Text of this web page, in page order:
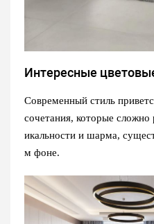
Интересные
Современный стиль
сочетания, которые сложно
икальности и шарма,
м фоне.